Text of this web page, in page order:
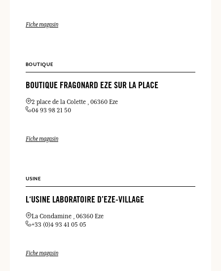
Fiche magasin
BOUTIQUE
BOUTIQUE FRAGONARD EZE SUR LA PLACE
2 place de la Colette
06360 Eze
04 93 98 21 50
Fiche magasin
USINE
L‘USINE LABORATOIRE D’EZE-VILLAGE
La Condamine
06360 Eze
+33 (0)4 93 41 05 05
Fiche magasin